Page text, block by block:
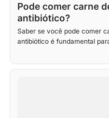
Pode comer carne
antibiótico?
Saber se você pode comer
antibiótico é fundamental